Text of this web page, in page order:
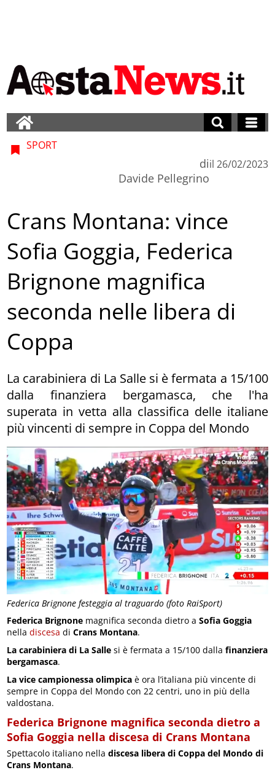
Federica Brignone festeggia al traguardo (foto RaiSport)
SPORT
di
Davide Pellegrino
il 26/02/2023
Crans Montana: vince
Sofia Goggia, Federica
Brignone magnifica
seconda nelle libera di
Coppa
La carabiniera di La Salle si è fermata a 15/100
dalla finanziera bergamasca, che l'ha
superata in vetta alla classifica delle italiane
più vincenti di sempre in Coppa del Mondo
Federica Brignone magnifica seconda dietro aSofia Goggia
nelladiscesa diCrans Montana.
La carabiniera di La Salle si è fermata a 15/100 dallafinanziera
bergamasca.
La vice campionessa olimpica è ora l’italiana più vincente di
sempre in Coppa del Mondo con 22 centri, uno in più della
valdostana.
Federica Brignone magnifica seconda dietro a
Sofia Goggia nella discesa di Crans Montana
Spettacolo italiano nelladiscesa libera di Coppa del Mondo di
Crans Montana.